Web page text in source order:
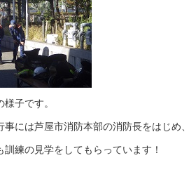
子です。
には芦屋市消防本部の消防長をはじめ、
練の見学をしてもらっています！